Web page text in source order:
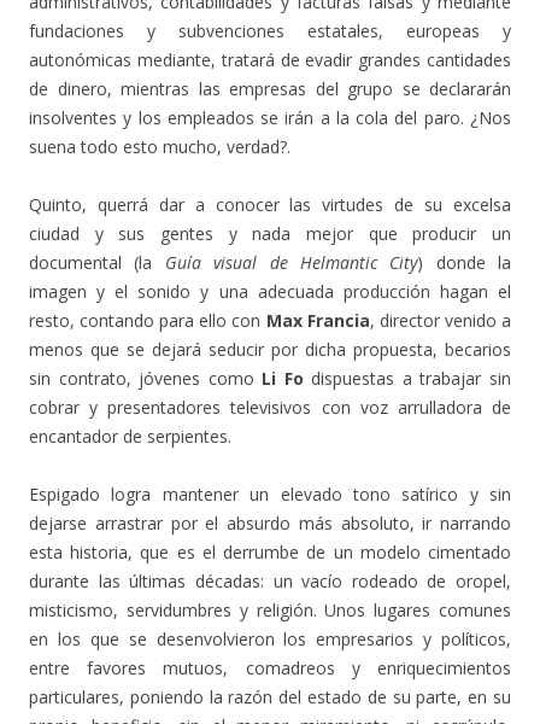
fundaciones y subvenciones estatales, europeas y
autonómicas mediante, tratará de evadir grandes cantidades
de dinero, mientras las empresas del grupo se declararán
insolventes y los empleados se irán a la cola del paro. ¿Nos
suena todo esto mucho, verdad?.
Quinto, querrá dar a conocer las virtudes de su excelsa
ciudad y sus gentes y nada mejor que producir un
documental (la Guía visual de Helmantic City) donde la
imagen y el sonido y una adecuada producción hagan el
resto, contando para ello con Max Francia, director venido a
menos que se dejará seducir por dicha propuesta, becarios
sin contrato, jóvenes como Li Fo dispuestas a trabajar sin
cobrar y presentadores televisivos con voz arrulladora de
encantador de serpientes.
Espigado logra mantener un elevado tono satírico y sin
dejarse arrastrar por el absurdo más absoluto, ir narrando
esta historia, que es el derrumbe de un modelo cimentado
durante las últimas décadas: un vacío rodeado de oropel,
misticismo, servidumbres y religión. Unos lugares comunes
en los que se desenvolvieron los empresarios y políticos,
entre favores mutuos, comadreos y enriquecimientos
particulares, poniendo la razón del estado de su parte, en su